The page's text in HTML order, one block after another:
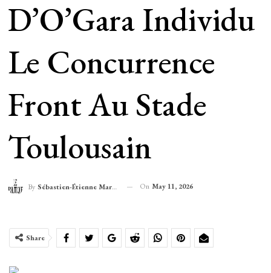
D’O’Gara Individu
Le Concurrence
Front Au Stade
Toulousain
By Sébastien-Étienne Marechal On May 11, 2026
Share